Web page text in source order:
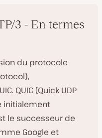
3 - En termes
du protocole
QUIC (Quick UDP
initialement
le successeur de
Google et